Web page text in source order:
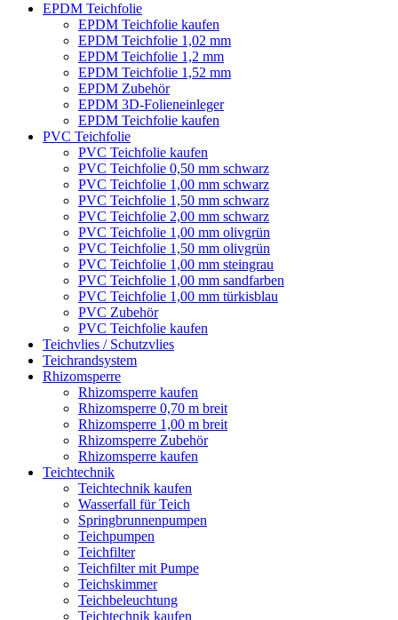
EPDM Teichfolie
EPDM Teichfolie kaufen
EPDM Teichfolie 1,02 mm
EPDM Teichfolie 1,2 mm
EPDM Teichfolie 1,52 mm
EPDM Zubehör
EPDM 3D-Folieneinleger
EPDM Teichfolie kaufen
PVC Teichfolie
PVC Teichfolie kaufen
PVC Teichfolie 0,50 mm schwarz
PVC Teichfolie 1,00 mm schwarz
PVC Teichfolie 1,50 mm schwarz
PVC Teichfolie 2,00 mm schwarz
PVC Teichfolie 1,00 mm olivgrün
PVC Teichfolie 1,50 mm olivgrün
PVC Teichfolie 1,00 mm steingrau
PVC Teichfolie 1,00 mm sandfarben
PVC Teichfolie 1,00 mm türkisblau
PVC Zubehör
PVC Teichfolie kaufen
Teichvlies / Schutzvlies
Teichrandsystem
Rhizomsperre
Rhizomsperre kaufen
Rhizomsperre 0,70 m breit
Rhizomsperre 1,00 m breit
Rhizomsperre Zubehör
Rhizomsperre kaufen
Teichtechnik
Teichtechnik kaufen
Wasserfall für Teich
Springbrunnenpumpen
Teichpumpen
Teichfilter
Teichfilter mit Pumpe
Teichskimmer
Teichbeleuchtung
Teichtechnik kaufen